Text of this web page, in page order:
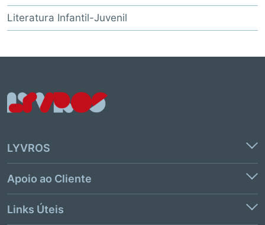
Literatura Infantil-Juvenil
LYVROS
Apoio ao Cliente
Links Úteis